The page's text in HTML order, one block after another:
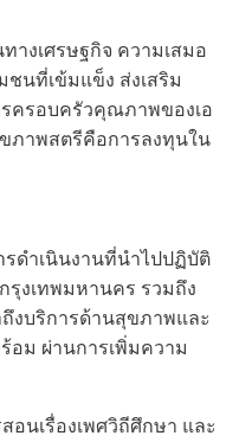
างเศรษฐกิจ ความเสมอ
นที่เข้มแข็ง ส่งเสริม
รครอบครัวคุณภาพของเอ
ภาพสตรีคือการลงทุนใน
ดำเนินงานที่นำไปปฏิบัติ
รุงเทพมหานคร รวมถึง
งบริการด้านสุขภาพและ
อม ผ่านการเพิ่มความ
นเรื่องเพศวิถีศึกษา และ